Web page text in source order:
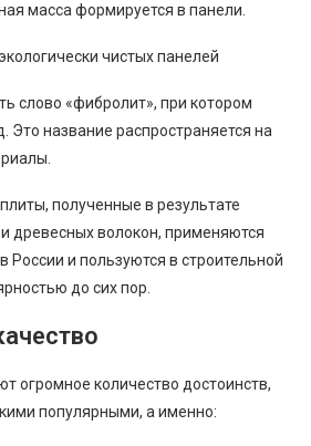
масса формируется в панели.
чистых панелей
слово «фибролит», при котором
Это название распространяется на
полученные в результате
древесных волокон, применяются
России и пользуются в строительной
до сих пор.
огромное количество достоинств,
популярными, а именно: